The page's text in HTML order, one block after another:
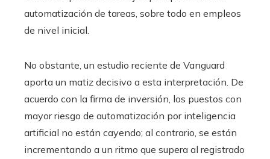
automatización de tareas, sobre todo en empleos
de nivel inicial.
No obstante, un estudio reciente de Vanguard
aporta un matiz decisivo a esta interpretación. De
acuerdo con la firma de inversión, los puestos con
mayor riesgo de automatización por inteligencia
artificial no están cayendo; al contrario, se están
incrementando a un ritmo que supera al registrado